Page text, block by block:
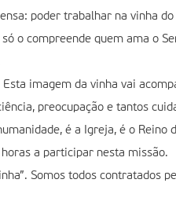
poder trabalhar na vinha
o compreende quem ama o
Esta imagem da vinha vai
preocupação e tantos
é a Igreja, é o
a participar nesta missão.
Somos todos contratados